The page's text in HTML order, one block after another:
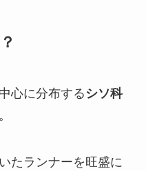
心に分布する シソ科
たランナーを旺盛に